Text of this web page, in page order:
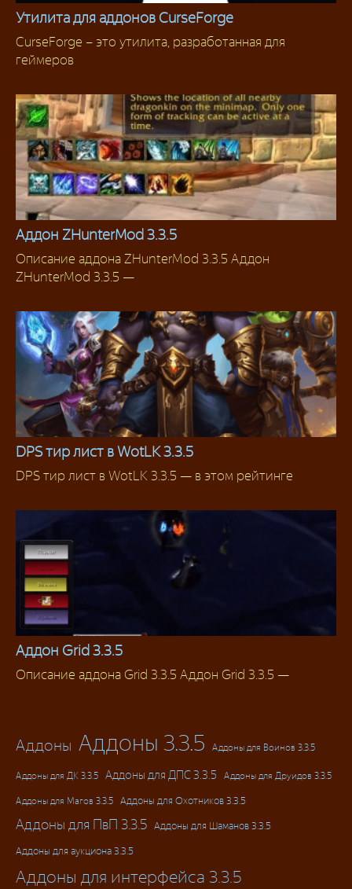
Инструменты
Утилита для аддонов CurseForge
CurseForge – это утилита, разработанная для
геймеров
Для Охотников
Аддон ZHunterMod 3.3.5
Описание аддона ZHunterMod 3.3.5 Аддон
ZHunterMod 3.3.5 —
Гайды
DPS тир лист в WotLK 3.3.5
DPS тир лист в WotLK 3.3.5 — в этом рейтинге
Аддоны для хилов
Аддон Grid 3.3.5
Описание аддона Grid 3.3.5 Аддон Grid 3.3.5 —
Аддоны Аддоны 3.3.5 Аддоны для Воинов 3.3.5
Аддоны для ДК 3.3.5 Аддоны для ДПС 3.3.5 Аддоны для Друидов 3.3.5
Аддоны для Магов 3.3.5 Аддоны для Охотников 3.3.5
Аддоны для ПвП 3.3.5 Аддоны для Шаманов 3.3.5
Аддоны для аукциона 3.3.5
Аддоны для интерфейса 3.3.5